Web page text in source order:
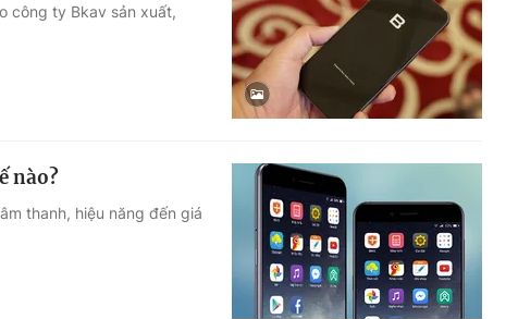
công ty Bkav sản xuất,
nào?
thanh, hiệu năng đến giá